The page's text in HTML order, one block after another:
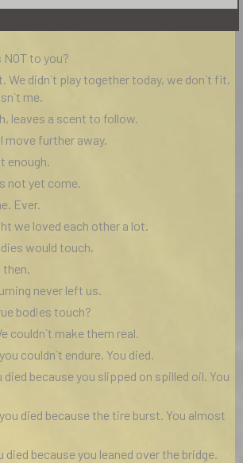
to you?
We didn`t play together today, we don`t fit,
me.
leaves a scent to follow.
move further away.
enough.
not yet come.
Ever.
we loved each other a lot.
would touch,
then.
never left us.
bodies touch?
couldn`t make them real.
couldn`t endure. You died.
died because you slipped on spilled oil. You
died because the tire burst. You almost
died because you leaned over the bridge.